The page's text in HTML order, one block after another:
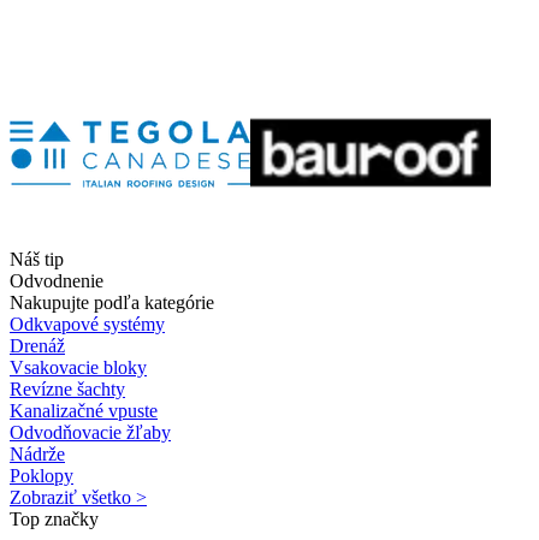
Náš tip
Odvodnenie
Nakupujte podľa kategórie
Odkvapové systémy
Drenáž
Vsakovacie bloky
Revízne šachty
Kanalizačné vpuste
Odvodňovacie žľaby
Nádrže
Poklopy
Zobraziť všetko >
Top značky